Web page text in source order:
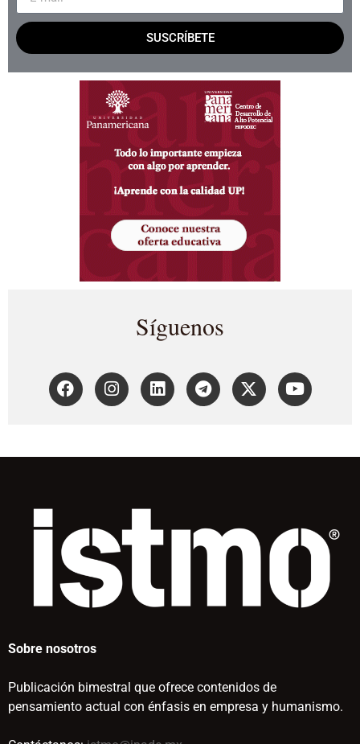
SUSCRÍBETE
Síguenos
Sobre nosotros
Publicación bimestral que ofrece contenidos de
pensamiento actual con énfasis en empresa y humanismo.